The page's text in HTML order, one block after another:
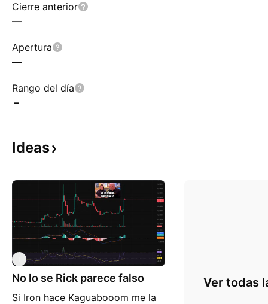
Cierre anterior
—
Apertura
—
Rango del día
–
Ideas
No lo se Rick parece falso
Si Iron hace Kaguabooom me la
Ver todas